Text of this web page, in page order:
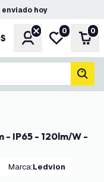
enviado hoy
CuentaMi lista de
0 0
Marca: Ledvion